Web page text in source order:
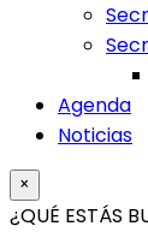
Agenda
Noticias
×
¿QUÉ ESTÁS